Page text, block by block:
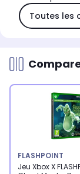
Toutes les
FLASHPOINT
Jeu Xbox X